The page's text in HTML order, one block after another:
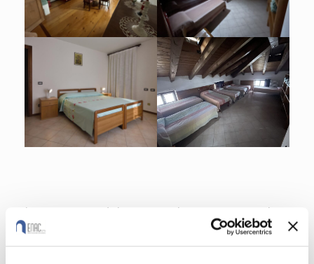
La struttura è immersa in un paesaggio
variegato tra meleti, boschi e